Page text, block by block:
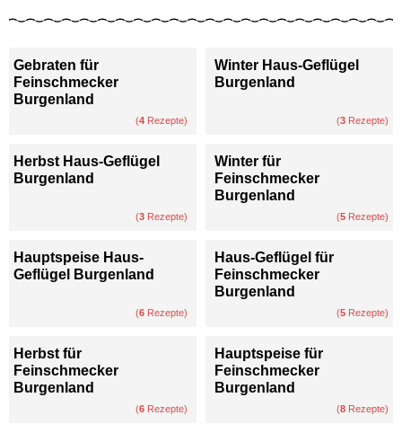
Gebraten für
Feinschmecker
Burgenland
(4 Rezepte)
Winter Haus-Geflügel
Burgenland
(3 Rezepte)
Herbst Haus-Geflügel
Burgenland
(3 Rezepte)
Winter für
Feinschmecker
Burgenland
(5 Rezepte)
Hauptspeise Haus-
Geflügel Burgenland
(6 Rezepte)
Haus-Geflügel für
Feinschmecker
Burgenland
(5 Rezepte)
Herbst für
Feinschmecker
Burgenland
(6 Rezepte)
Hauptspeise für
Feinschmecker
Burgenland
(8 Rezepte)